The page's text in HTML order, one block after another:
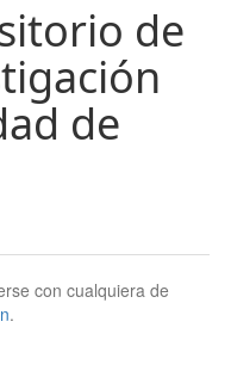
de
de
con cualquiera de
.